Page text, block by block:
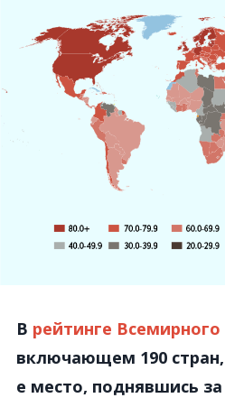
В рейтинге Всемирного
включающем 190 стран,
е место, поднявшись